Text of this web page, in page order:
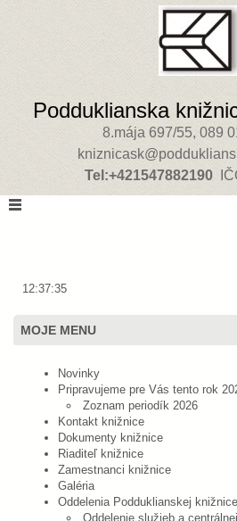
Podduklianska
8.mája 697/55, 089
Tel:+421547882190
12:37:35
MOJE MENU
Novinky
Pripravujeme pre Vás tento rok
Zoznam periodík 2026
Kontakt knižnice
Dokumenty knižnice
Riaditeľ knižnice
Zamestnanci knižnice
Galéria
Oddelenia Podduklianskej knižnice
Oddelenie služieb a